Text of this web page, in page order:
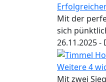
Mit der
sich
26.11.2025-
Weitere 4
Mit zwei